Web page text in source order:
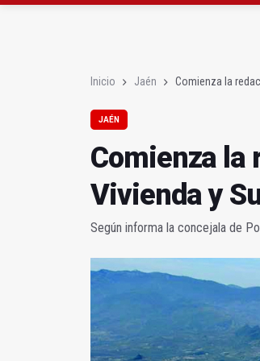
Inicio Jaén Comienza la
JAÉN
Comienza la
Vivienda y
Según informa la concejala de